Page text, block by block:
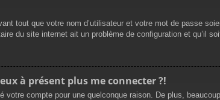
tout que votre nom d’utilisateur et votre mot de passe
du site internet ait un problème de configuration et qu’il
à présent plus me connecter ?!
votre compte pour une quelconque raison. De plus,